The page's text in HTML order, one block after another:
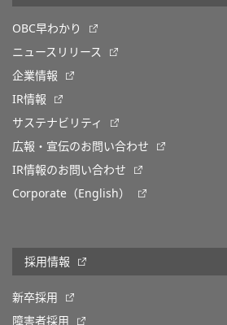
OBC早わかり
ニュースリリース
企業情報
IR情報
サステナビリティ
広報・宣伝のお問い合わせ
IR情報のお問い合わせ
Corporate（English）
採用情報
新卒採用
障害者採用